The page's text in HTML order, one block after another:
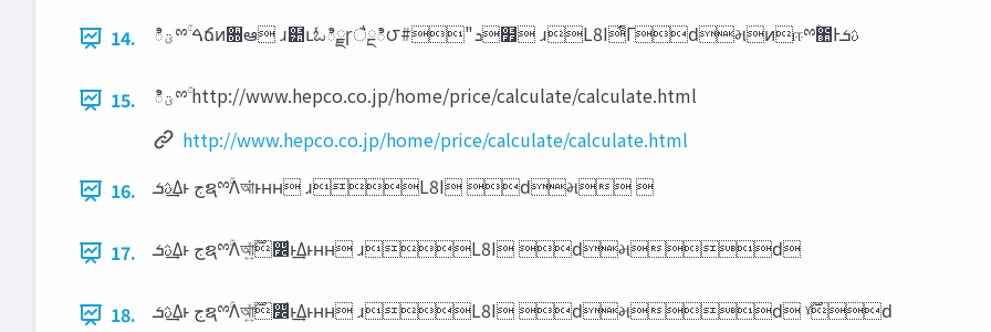
14.
15.
ి‫ؾ‬ྉۚ http://www.hepco.co.jp/home/price/calculate/calculate.html
http://www.hepco.co.jp/home/price/calculate/calculate.html
16.
‫͢ࢉܭ‬Δͱ ‫ج‬ຊྉۚΛআ͘ͱʜʜ ɹL8I ԁમ 
17. ‫͢ࢉܭ‬Δͱ ‫ج‬ຊྉۚΛআ͍ͯ࣌ؒ෼ͩͱ͢Δͱʜʜ ɹL8I ԁમԁ
18. ‫͢ࢉܭ‬Δͱ ‫ج‬ຊྉۚΛআ͍ͯ࣌ؒ෼ͩͱ͢Δͱʜʜ ɹL8I ԁમԁ ˠ࣌ؒԁ